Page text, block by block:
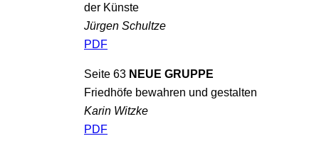
der Künste
Jürgen Schultze
PDF
Seite 63 NEUE GRUPPE
Friedhöfe bewahren und gestalten
Karin Witzke
PDF